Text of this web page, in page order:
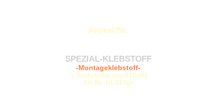
Artikel/Nr.
SPEZIAL-KLEBSTOFF
-Montageklebstoff-
1 Kartusche (ca.310ml)
Art.Nr. KL310gr